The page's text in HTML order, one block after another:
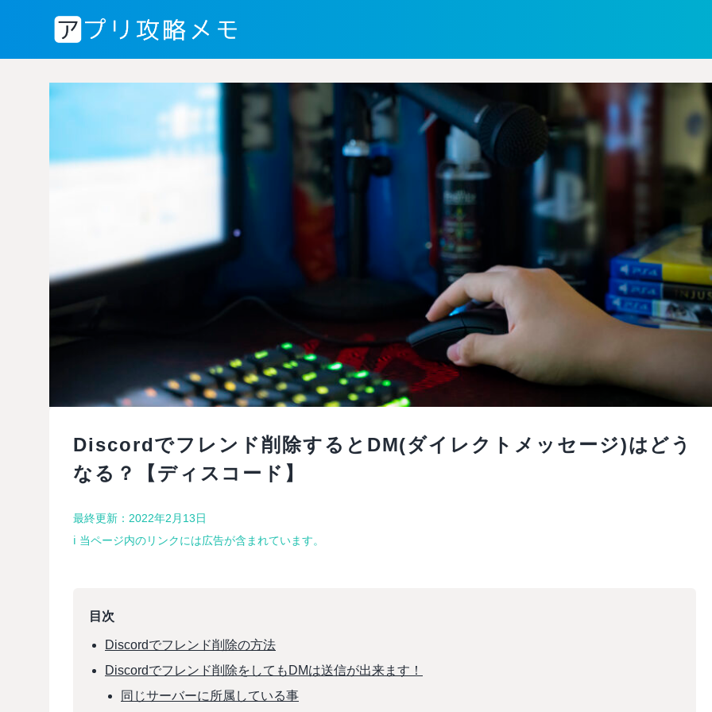
Discordでフレンド削除するとDM(ダイレクトメッセージ)はどう
なる？【ディスコード】
最終更新：2022年2月13日
ℹ︎ 当ページ内のリンクには広告が含まれています。
目次
Discordでフレンド削除の方法
Discordでフレンド削除をしてもDMは送信が出来ます！
同じサーバーに所属している事